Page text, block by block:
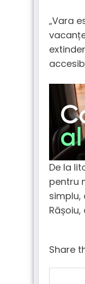
„Vara
De la
pentru
simplu,
Share